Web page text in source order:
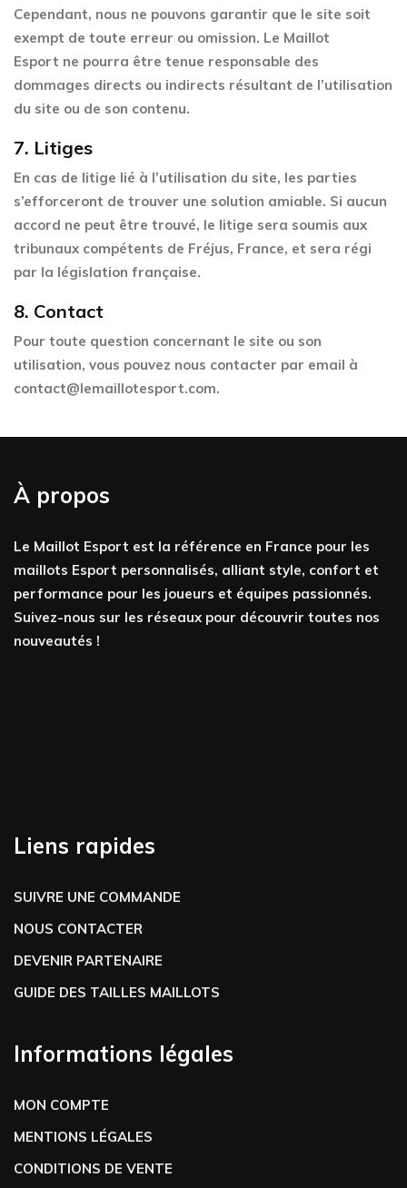
Cependant, nous ne pouvons garantir que le site soit
exempt de toute erreur ou omission. Le Maillot
Esport ne pourra être tenue responsable des
dommages directs ou indirects résultant de l’utilisation
du site ou de son contenu.
7. Litiges
En cas de litige lié à l’utilisation du site, les parties
s’efforceront de trouver une solution amiable. Si aucun
accord ne peut être trouvé, le litige sera soumis aux
tribunaux compétents de Fréjus, France, et sera régi
par la législation française.
8. Contact
Pour toute question concernant le site ou son
utilisation, vous pouvez nous contacter par email à
contact@lemaillotesport.com.
À propos
Le Maillot Esport est la référence en France pour les
maillots Esport personnalisés, alliant style, confort et
performance pour les joueurs et équipes passionnés.
Suivez-nous sur les réseaux pour découvrir toutes nos
nouveautés !
Liens rapides
SUIVRE UNE COMMANDE
NOUS CONTACTER
DEVENIR PARTENAIRE
GUIDE DES TAILLES MAILLOTS
Informations légales
MON COMPTE
MENTIONS LÉGALES
CONDITIONS DE VENTE